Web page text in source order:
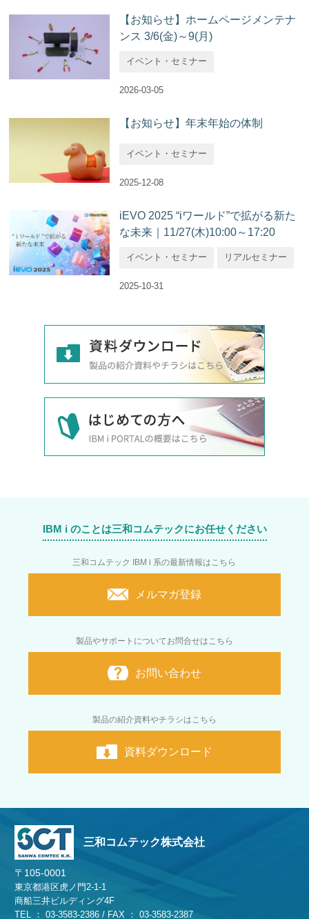
【お知らせ】ホームページメンテナ
ンス 3/6(金)～9(月)
イベント・セミナー
2026-03-05
【お知らせ】年末年始の体制
イベント・セミナー
2025-12-08
iEVO 2025 “iワールド”で拡がる新た
な未来｜11/27(木)10:00～17:20
イベント・セミナー リアルセミナー
2025-10-31
IBM i のことは三和コムテックにお任せください
三和コムテック IBM i 系の最新情報はこちら
メルマガ登録
製品やサポートについてお問合せはこちら
お問い合わせ
製品の紹介資料やチラシはこちら
資料ダウンロード
三和コムテック株式会社
〒105-0001
東京都港区虎ノ門2-1-1
商船三井ビルディング4F
TEL ： 03-3583-2386 / FAX ： 03-3583-2387